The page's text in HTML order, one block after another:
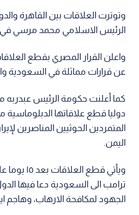
وتوترت العلاقات بين القاهرة
الرئيس الاسلامي محمد مرسي في
واعلن القرار المصري بقطع
عن قرارات مماثلة في السعودية
كما أعلنت حكومة الرئيس عبدربه
دوليا قطع علاقاتها
المتمردين الحوثيين المناصرين
اليمن.
ويأتي قطع
ترامب الى السعودية دعا فيها
الجهود لمكافحة الارهاب، وهاجم